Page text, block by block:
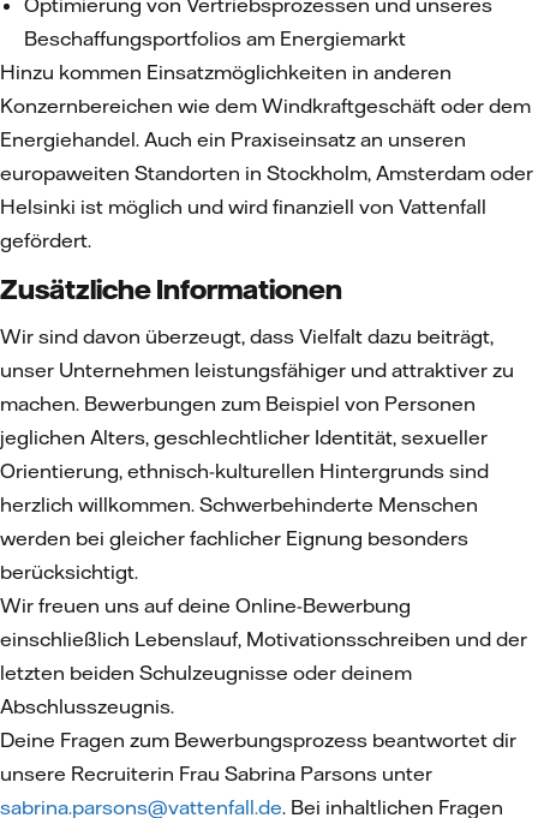
Optimierung von Vertriebsprozessen und unseres
Beschaffungsportfolios am Energiemarkt
Hinzu kommen Einsatzmöglichkeiten in anderen
Konzernbereichen wie dem Windkraftgeschäft oder dem
Energiehandel. Auch ein Praxiseinsatz an unseren
europaweiten Standorten in Stockholm, Amsterdam oder
Helsinki ist möglich und wird finanziell von Vattenfall
gefördert.
Zusätzliche Informationen
Wir sind davon überzeugt, dass Vielfalt dazu beiträgt,
unser Unternehmen leistungsfähiger und attraktiver zu
machen. Bewerbungen zum Beispiel von Personen
jeglichen Alters, geschlechtlicher Identität, sexueller
Orientierung, ethnisch-kulturellen Hintergrunds sind
herzlich willkommen. Schwerbehinderte Menschen
werden bei gleicher fachlicher Eignung besonders
berücksichtigt.
Wir freuen uns auf deine Online-Bewerbung
einschließlich Lebenslauf, Motivationsschreiben und der
letzten beiden Schulzeugnisse oder deinem
Abschlusszeugnis.
Deine Fragen zum Bewerbungsprozess beantwortet dir
unsere Recruiterin Frau Sabrina Parsons unter
sabrina.parsons@vattenfall.de. Bei inhaltlichen Fragen